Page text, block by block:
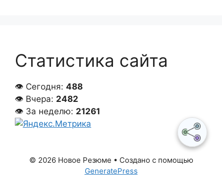
Статистика сайта
👁 Сегодня: 488
👁 Вчера: 2482
👁 За неделю: 21261
© 2026 Новое Резюме • Создано с помощью
GeneratePress